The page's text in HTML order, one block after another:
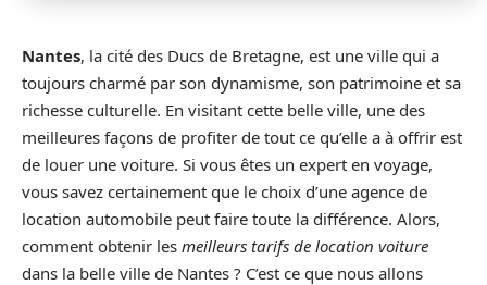
Nantes, la cité des Ducs de Bretagne, est une ville qui a
toujours charmé par son dynamisme, son patrimoine et sa
richesse culturelle. En visitant cette belle ville, une des
meilleures façons de profiter de tout ce qu’elle a à offrir est
de louer une voiture. Si vous êtes un expert en voyage,
vous savez certainement que le choix d’une agence de
location automobile peut faire toute la différence. Alors,
comment obtenir les meilleurs tarifs de location voiture
dans la belle ville de Nantes ? C’est ce que nous allons